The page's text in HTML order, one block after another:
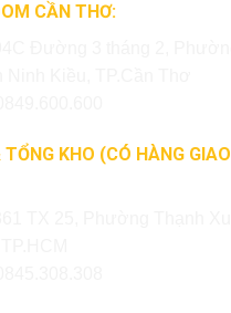
CẦN THƠ:
TỔNG KHO (CÓ HÀNG GIAO